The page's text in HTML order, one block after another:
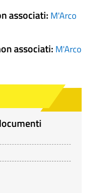
associati: M'Arco
associati: M'Arco